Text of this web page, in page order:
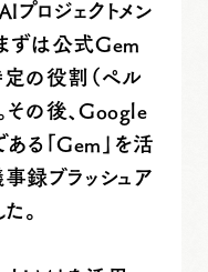
プロジェクトメン
ずは公式Gem
の役割（ペル
その後、Google
る「Gem」を活
録ブラッシュア
。